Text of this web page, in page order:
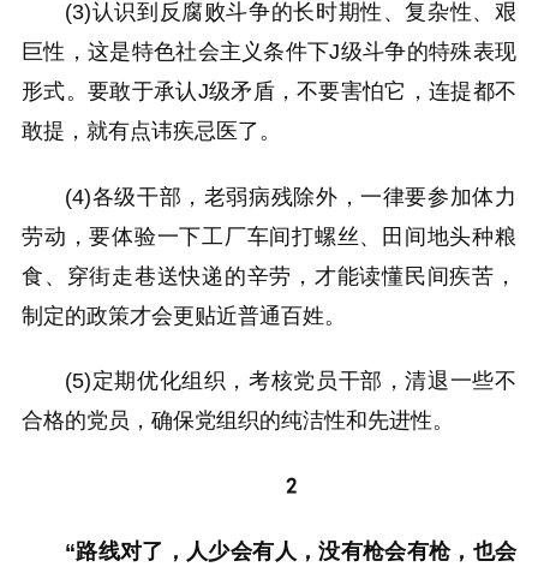
(3)认识到反腐败斗争的长时期性、复杂性、艰
巨性，这是特色社会主义条件下J级斗争的特殊表现
形式。要敢于承认J级矛盾，不要害怕它，连提都不
敢提，就有点讳疾忌医了。
(4)各级干部，老弱病残除外，一律要参加体力
劳动，要体验一下工厂车间打螺丝、田间地头种粮
食、穿街走巷送快递的辛劳，才能读懂民间疾苦，
制定的政策才会更贴近普通百姓。
(5)定期优化组织，考核党员干部，清退一些不
合格的党员，确保党组织的纯洁性和先进性。
2
“路线对了，人少会有人，没有枪会有枪，也会